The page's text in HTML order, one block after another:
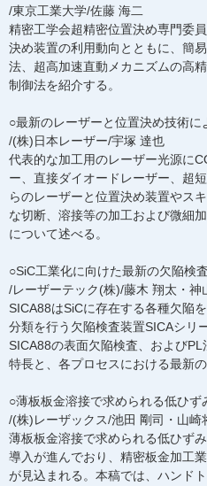
/東京工業大学/佐藤 海二
精密工学会超精密位置決め専門委
決め装置の利用動向とともに、簡
法、超高加速直動メカニズムの高
制御法を紹介する。
○最新のレーザーと位置決め技術
/(株)日本レーザー/宇塚 達也
代表的な加工用のレーザー光源に
ー、直接ダイオードレーザー、超
らのレーザーと位置決め装置やス
な切断、溶接等の加工および微細
について述べる。
○SiC工業化に向けた最新の欠陥検
/レーザーテック(株)/藤木 翔太・神
SICA88はSiCに存在する各種欠陥
分類を行う欠陥検査装置SICAシリ
SICA88の表面欠陥検査、および
特長と、各プロセスにおける最新
○薄板板金溶接で求められる低ひず
/(株)レーザックス/池田 剛司・山崎
薄板板金溶接で求められる低ひず
導入が進んでおり、精密板金加工
が見込まれる。本稿では、ハンド